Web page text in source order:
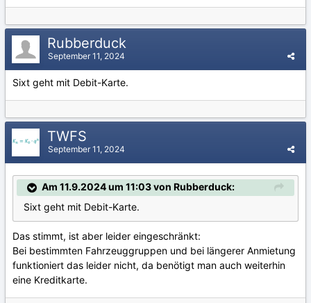
Rubberduck
September 11, 2024
Sixt geht mit Debit-Karte.
TWFS
September 11, 2024
Am 11.9.2024 um 11:03 von Rubberduck:
Sixt geht mit Debit-Karte.
Das stimmt, ist aber leider eingeschränkt:
Bei bestimmten Fahrzeuggruppen und bei längerer Anmietung
funktioniert das leider nicht, da benötigt man auch weiterhin
eine Kreditkarte.